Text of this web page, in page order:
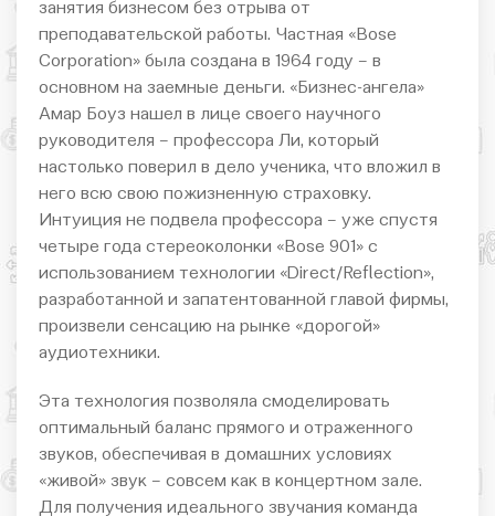
занятия бизнесом без отрыва от
преподавательской работы. Частная «Bose
Corporation» была создана в 1964 году – в
основном на заемные деньги. «Бизнес-ангела»
Амар Боуз нашел в лице своего научного
руководителя – профессора Ли, который
настолько поверил в дело ученика, что вложил в
него всю свою пожизненную страховку.
Интуиция не подвела профессора – уже спустя
четыре года стереоколонки «Bose 901» с
использованием технологии «Direct/Reflection»,
разработанной и запатентованной главой фирмы,
произвели сенсацию на рынке «дорогой»
аудиотехники.
Эта технология позволяла смоделировать
оптимальный баланс прямого и отраженного
звуков, обеспечивая в домашних условиях
«живой» звук – совсем как в концертном зале.
Для получения идеального звучания команда